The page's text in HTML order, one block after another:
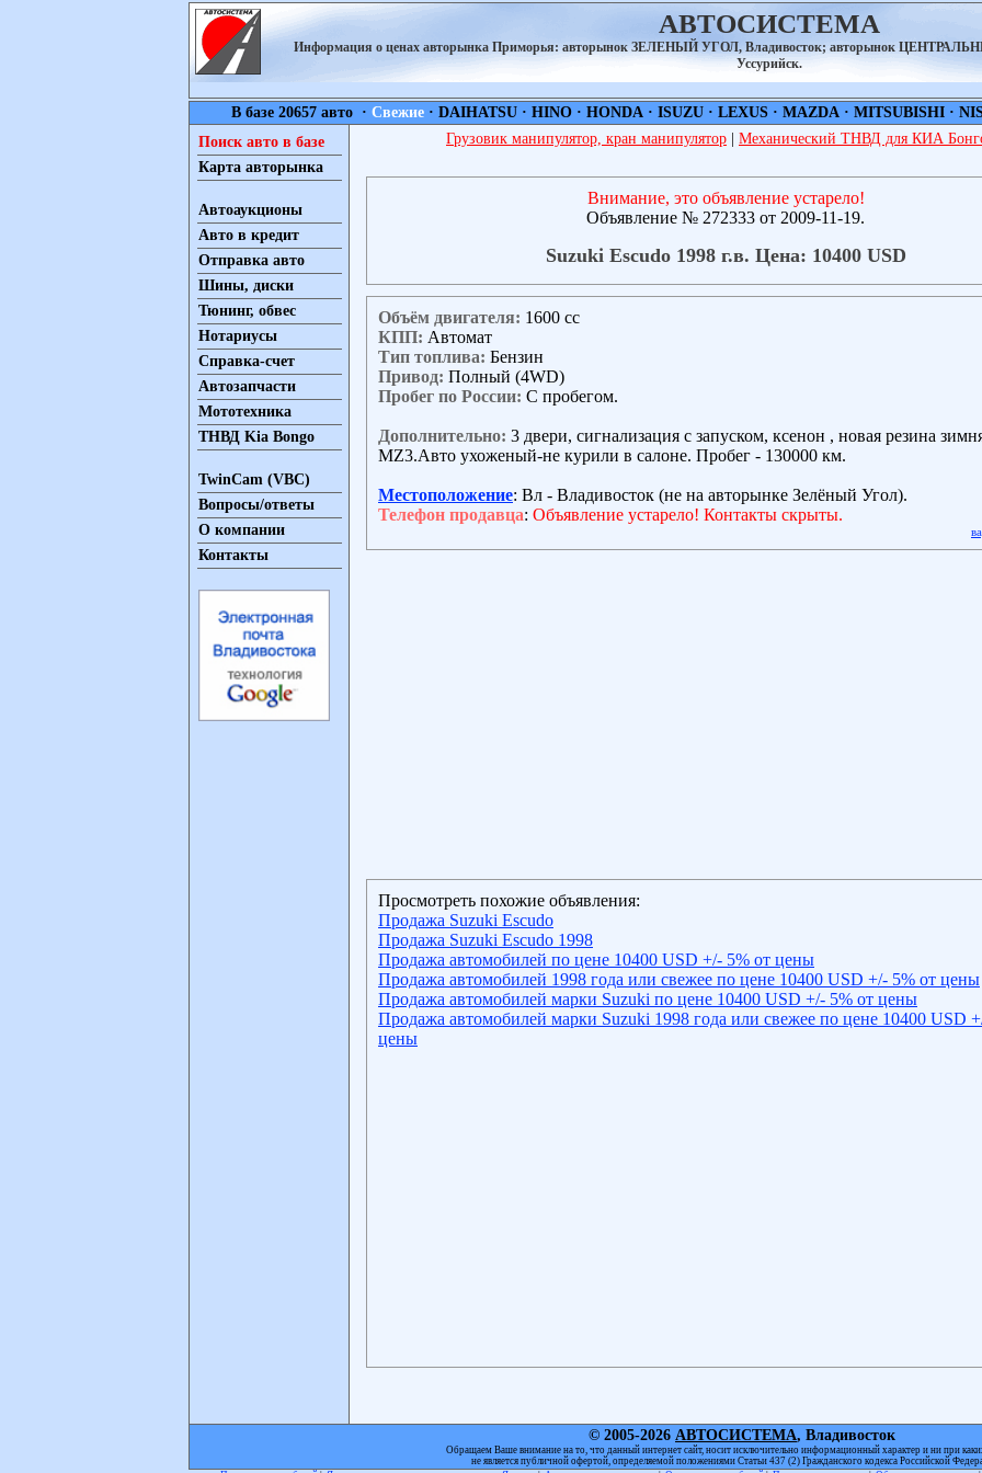
АВТОСИСТЕМА
Информация о ценах авторынка Приморья: авторынок ЗЕЛЕНЫЙ УГОЛ, Владивосток; авторынок
Уссурийск.
В базе 20657 авто · Свежие· DAIHATSU· HINO· HONDA· ISUZU· LEXUS· MAZDA· MITSUBISHI·
Поиск авто в базе
Карта авторынка
Автоаукционы
Авто в кредит
Отправка авто
Шины, диски
Тюнинг, обвес
Нотариусы
Справка-счет
Автозапчасти
Мототехника
ТНВД Kia Bongo
TwinCam (VBC)
Вопросы/ответы
О компании
Контакты
Грузовик манипулятор, кран манипулятор Механический ТНВД для КИА
Внимание, это объявление устарело!
Объявление № 272333 от 2009-11-19.
Suzuki Escudo 1998 г.в. Цена: 10400 USD
Объём двигателя: 1600 сс
КПП: Автомат
Тип топлива: Бензин
Привод: Полный (4WD)
Пробег по России: С пробегом.
Дополнительно: 3 двери, сигнализация с запуском, ксенон , новая резина
MZ3.Авто ухоженый-не курили в салоне. Пробег - 130000 км.
Местоположение: Вл - Владивосток (не на авторынке Зелёный Угол).
Телефон продавца: Объявление устарело! Контакты скрыты.
Просмотреть похожие объявления:
Продажа Suzuki Escudo
Продажа Suzuki Escudo 1998
Продажа автомобилей по цене 10400 USD +/- 5% от цены
Продажа автомобилей 1998 года или свежее по цене 10400 USD +/- 5% от цены
Продажа автомобилей марки Suzuki по цене 10400 USD +/- 5% от цены
Продажа автомобилей марки Suzuki 1998 года или свежее по цене 10400 USD
цены
© 2005-2026 АВТОСИСТЕМА, Владивосток
Обращаем Ваше внимание на то, что данный интернет сайт, носит исключительно информационный характер и ни при
не является публичной офертой, определяемой положениями Статьи 437 (2) Гражданского кодекса Российской